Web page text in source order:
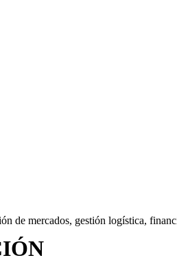
de mercados, gestión logística,